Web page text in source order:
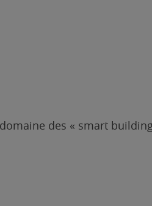
des « smart